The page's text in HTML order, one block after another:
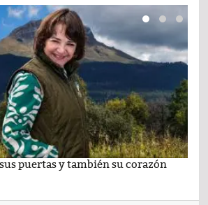
puertas y también su corazón